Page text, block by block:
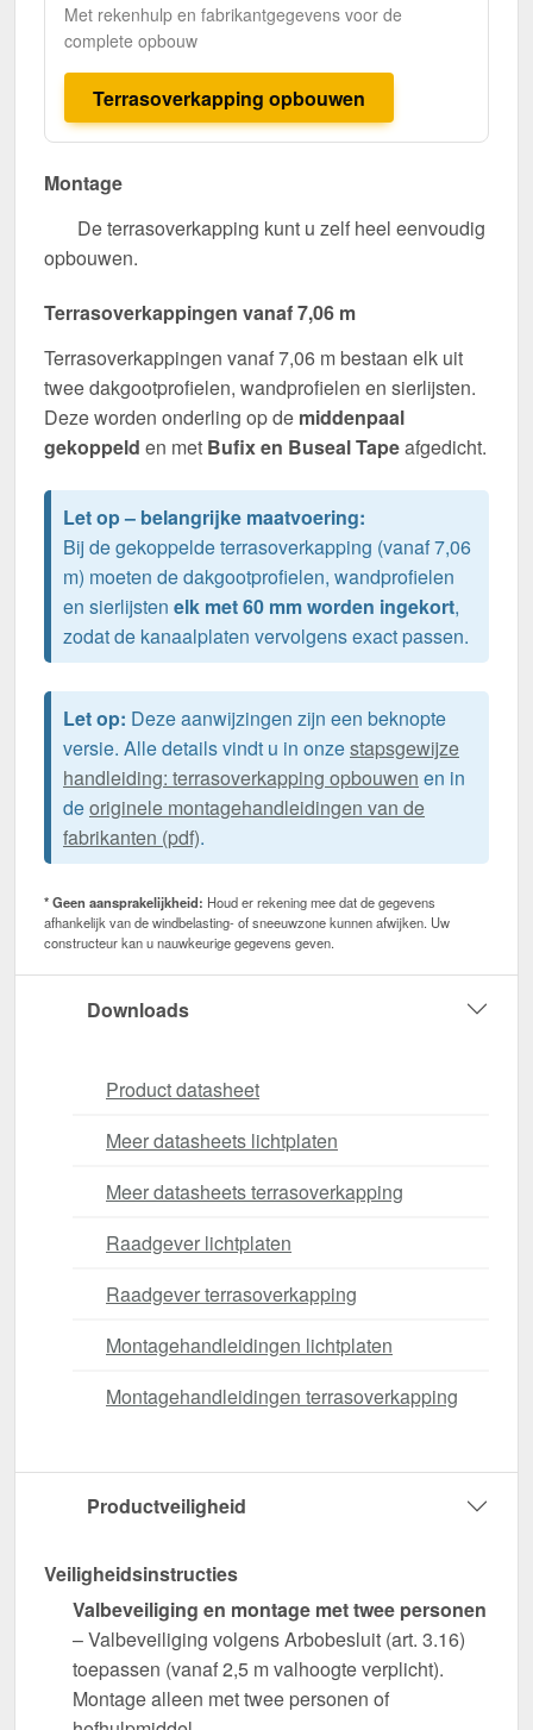
Met rekenhulp en fabrikantgegevens voor de
complete opbouw
Terrasoverkapping opbouwen
Montage
De terrasoverkapping kunt u zelf heel eenvoudig
opbouwen.
Terrasoverkappingen vanaf 7,06 m
Terrasoverkappingen vanaf 7,06 m bestaan elk uit
twee dakgootprofielen, wandprofielen en sierlijsten.
Deze worden onderling op de middenpaal
gekoppeld en met Bufix en Buseal Tapeafgedicht.
Let op – belangrijke maatvoering:
Bij de gekoppelde terrasoverkapping (vanaf 7,06
m) moeten de dakgootprofielen, wandprofielen
en sierlijsten elk met 60 mm worden ingekort,
zodat de kanaalplaten vervolgens exact passen.
Let op: Deze aanwijzingen zijn een beknopte
versie. Alle details vindt u in onzestapsgewijze
handleiding: terrasoverkapping opbouwen en in
deoriginele montagehandleidingen van de
fabrikanten (pdf).
* Geen aansprakelijkheid: Houd er rekening mee dat de gegevens
afhankelijk van de windbelasting- of sneeuwzone kunnen afwijken. Uw
constructeur kan u nauwkeurige gegevens geven.
Downloads
Product datasheet
Meer datasheets lichtplaten
Meer datasheets terrasoverkapping
Raadgever lichtplaten
Raadgever terrasoverkapping
Montagehandleidingen lichtplaten
Montagehandleidingen terrasoverkapping
Productveiligheid
Veiligheidsinstructies
Valbeveiliging en montage met twee personen
– Valbeveiliging volgens Arbobesluit (art. 3.16)
toepassen (vanaf 2,5 m valhoogte verplicht).
Montage alleen met twee personen of